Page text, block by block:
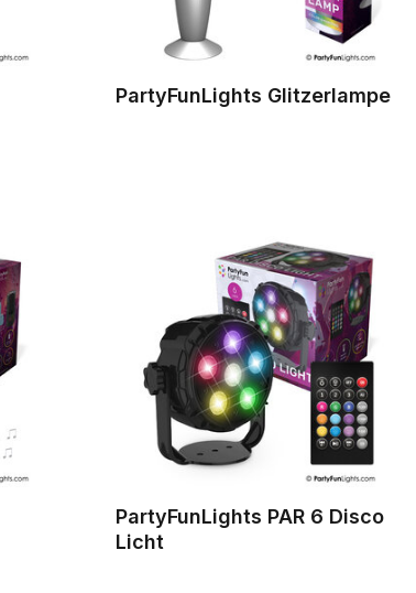
PartyFunLights Glitzerlampe
PartyFunLights PAR 6 Disco
Licht